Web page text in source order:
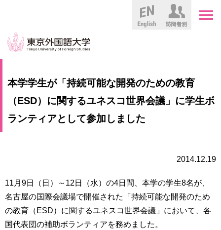
English
大
案
学
院
教
育
験
方
方
護
者
本学学生が「持続可能な開発のための教育
（ESD）に関するユネスコ世界会議」に学生ボ
ランティアとして参加しました
2014.12.19
11月9日（日）～12日（水）の4日間、本学の学生8名が、
名古屋の国際会議場で開催された「持続可能な開発のため
の教育（ESD）に関するユネスコ世界会議」において、各
国代表団の補助ボランティアを務めました。